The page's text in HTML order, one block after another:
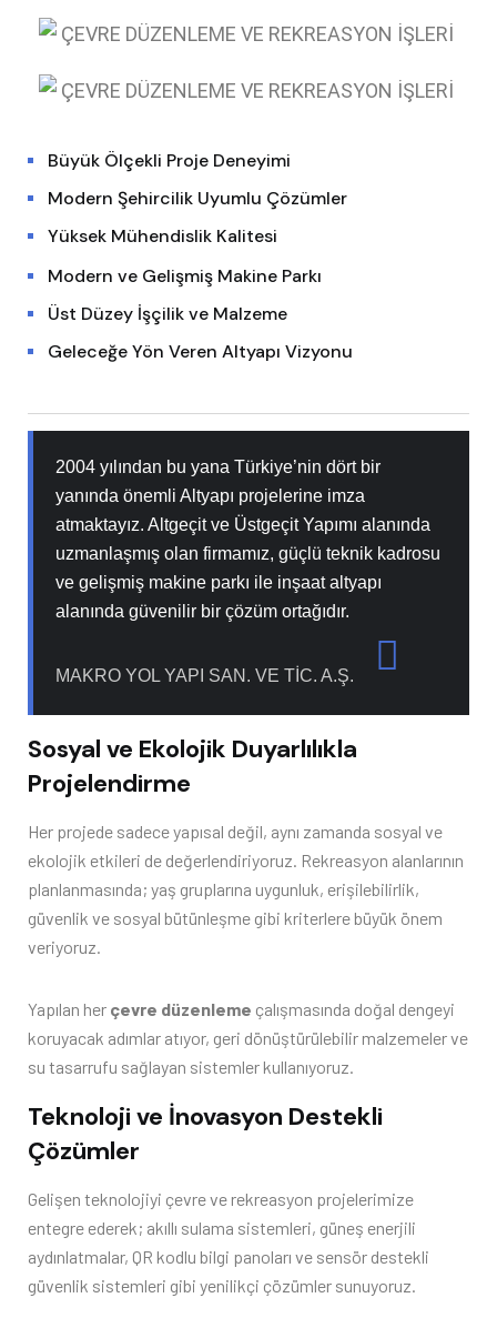
Büyük Ölçekli Proje Deneyimi
Modern Şehircilik Uyumlu Çözümler
Yüksek Mühendislik Kalitesi
Modern ve Gelişmiş Makine Parkı
Üst Düzey İşçilik ve Malzeme
Geleceğe Yön Veren Altyapı Vizyonu
2004 yılından bu yana Türkiye’nin dört bir
yanında önemli Altyapı projelerine imza
atmaktayız. Altgeçit ve Üstgeçit Yapımı alanında
uzmanlaşmış olan firmamız, güçlü teknik kadrosu
ve gelişmiş makine parkı ile inşaat altyapı
alanında güvenilir bir çözüm ortağıdır.
MAKRO YOL YAPI SAN. VE TİC. A.Ş.
Sosyal ve Ekolojik Duyarlılıkla
Projelendirme
Her projede sadece yapısal değil, aynı zamanda sosyal ve
ekolojik etkileri de değerlendiriyoruz. Rekreasyon alanlarının
planlanmasında; yaş gruplarına uygunluk, erişilebilirlik,
güvenlik ve sosyal bütünleşme gibi kriterlere büyük önem
veriyoruz.
Yapılan her çevre düzenleme çalışmasında doğal dengeyi
koruyacak adımlar atıyor, geri dönüştürülebilir malzemeler ve
su tasarrufu sağlayan sistemler kullanıyoruz.
Teknoloji ve İnovasyon Destekli
Çözümler
Gelişen teknolojiyi çevre ve rekreasyon projelerimize
entegre ederek; akıllı sulama sistemleri, güneş enerjili
aydınlatmalar, QR kodlu bilgi panoları ve sensör destekli
güvenlik sistemleri gibi yenilikçi çözümler sunuyoruz.